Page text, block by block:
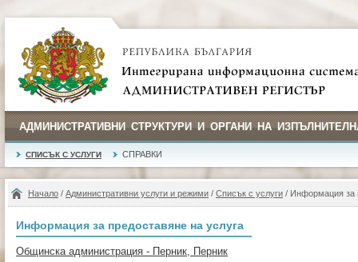
АДМИНИСТРАТИВНИ СТРУКТУРИ И ОРГАНИ НА
СПИСЪК С УСЛУГИ СПРАВКИ
Начало / Административни услуги и режими / Списък с услуги / Информация за
Информация за предоставяне на услуга
Общинска администрация - Перник, Перник